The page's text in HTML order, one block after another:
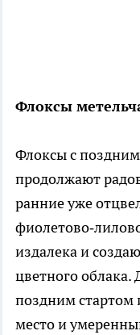
Флоксы
Флоксы с
продолжают
ранние уже
издалека и
цветного облака.
поздним стартом
место и